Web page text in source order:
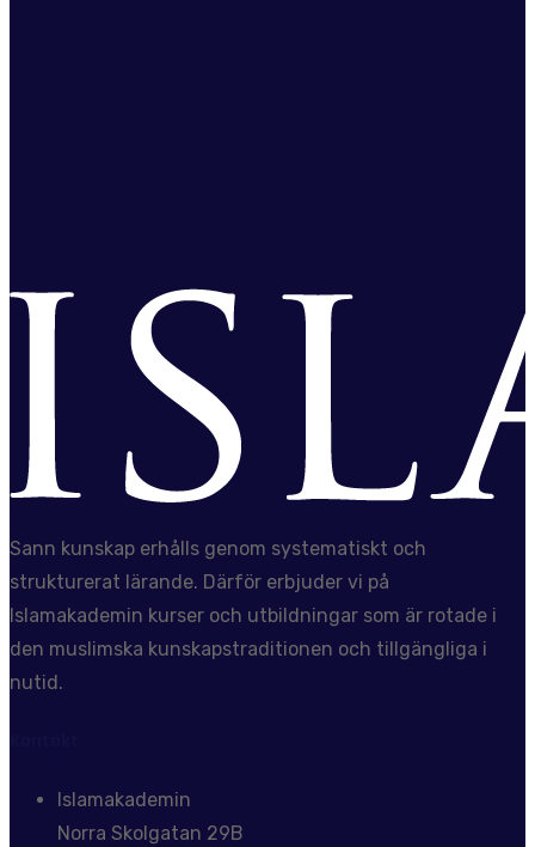
Sann kunskap erhålls genom systematiskt och
strukturerat lärande. Därför erbjuder vi på
Islamakademin kurser och utbildningar som är rotade i
den muslimska kunskapstraditionen och tillgängliga i
nutid.
Islamakademin
Norra Skolgatan 29B